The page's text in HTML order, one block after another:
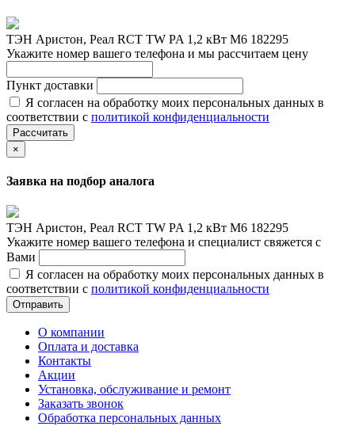
ТЭН Аристон, Реал RCT TW PA 1,2 кВт M6 182295
Укажите номер вашего телефона и мы рассчитаем цену
Пункт доставки
Я согласен на обработку моих персональных данных в
соответствии с политикой конфиденциальности
Рассчитать
×
Заявка на подбор аналога
ТЭН Аристон, Реал RCT TW PA 1,2 кВт M6 182295
Укажите номер вашего телефона и специалист свяжется с
Вами
Я согласен на обработку моих персональных данных в
соответствии с политикой конфиденциальности
Отправить
О компании
Оплата и доставка
Контакты
Акции
Установка, обслуживание и ремонт
Заказать звонок
Обработка персональных данных